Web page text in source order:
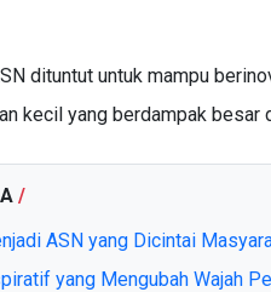
dituntut untuk mampu
kecil yang berdampak besar
/
ASN yang Dicintai
yang Mengubah Wajah